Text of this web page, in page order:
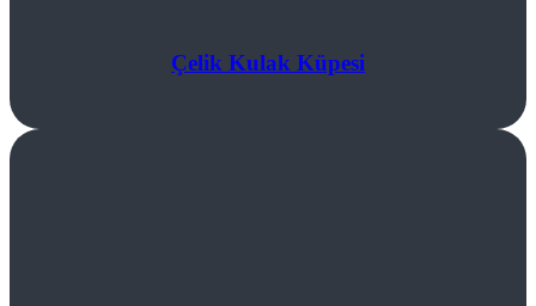
Çelik Kulak Küpesi